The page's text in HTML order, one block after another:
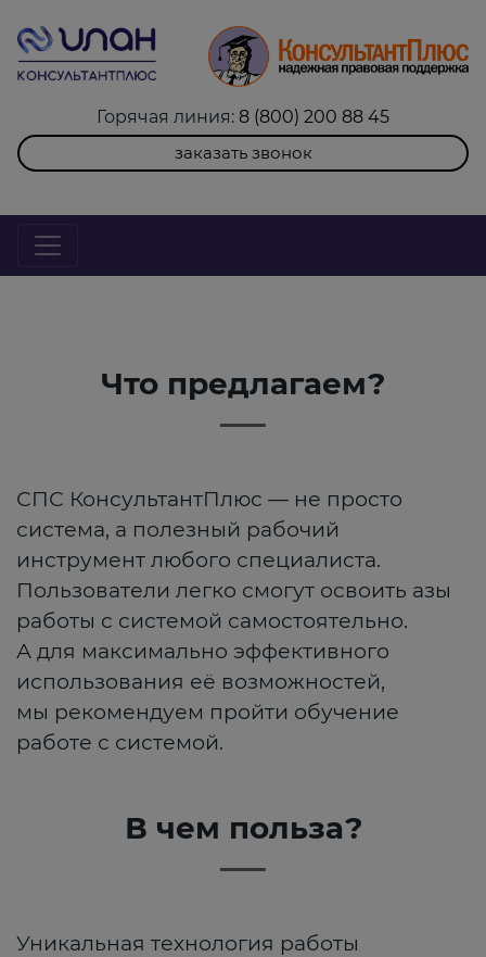
Горячая линия: 8 (800) 200 88 45
заказать звонок
Что предлагаем?
СПС КонсультантПлюс — не просто
система, а полезный рабочий
инструмент любого специалиста.
Пользователи легко смогут освоить азы
работы с системой самостоятельно.
А для максимально эффективного
использования её возможностей,
мы рекомендуем пройти обучение
работе с системой.
В чем польза?
Уникальная технология работы